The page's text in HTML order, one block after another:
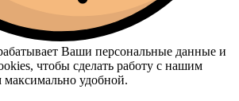
Ваши персональные данные и
чтобы сделать работу с нашим
максимально удобной.